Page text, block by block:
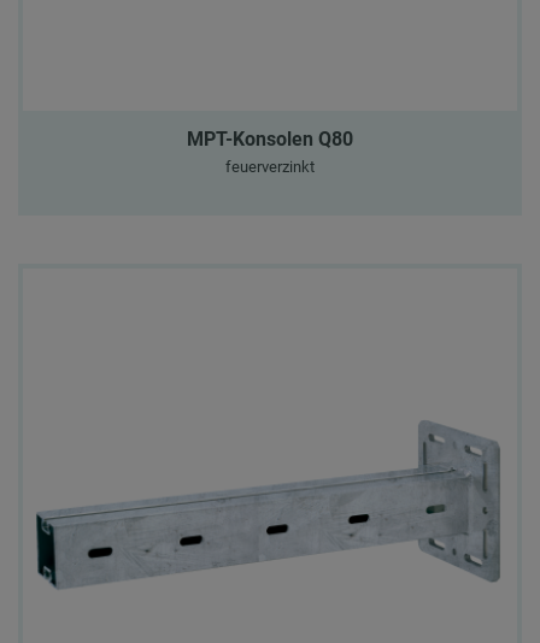
MPT-Konsolen Q80
feuerverzinkt